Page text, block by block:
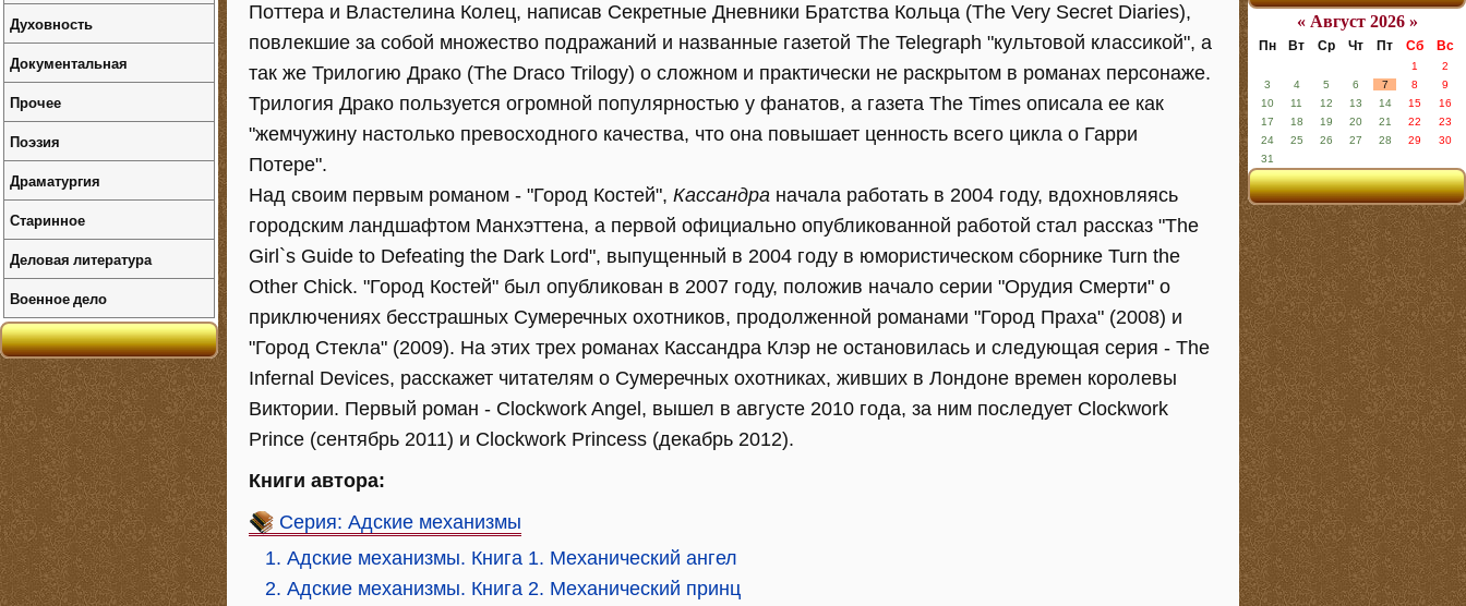
Поттера и Властелина Колец, написав Секретные Дневники Братства Кольца (The Very Secret Diaries),
повлекшие за собой множество подражаний и названные газетой The Telegraph "культовой классикой", а
так же Трилогию Драко (The Draco Trilogy) о сложном и практически не раскрытом в романах персонаже.
Трилогия Драко пользуется огромной популярностью у фанатов, а газета The Times описала ее как
"жемчужину настолько превосходного качества, что она повышает ценность всего цикла о Гарри
Потере".
Над своим первым романом - "Город Костей", Кассандра начала работать в 2004 году, вдохновляясь
городским ландшафтом Манхэттена, а первой официально опубликованной работой стал рассказ "The
Girl`s Guide to Defeating the Dark Lord", выпущенный в 2004 году в юмористическом сборнике Turn the
Other Chick. "Город Костей" был опубликован в 2007 году, положив начало серии "Орудия Смерти" о
приключениях бесстрашных Сумеречных охотников, продолженной романами "Город Праха" (2008) и
"Город Стекла" (2009). На этих трех романах Кассандра Клэр не остановилась и следующая серия - The
Infernal Devices, расскажет читателям о Сумеречных охотниках, живших в Лондоне времен королевы
Виктории. Первый роман - Clockwork Angel, вышел в августе 2010 года, за ним последует Clockwork
Prince (сентябрь 2011) и Clockwork Princess (декабрь 2012).
Книги автора:
Серия: Адские механизмы
1. Адские механизмы. Книга 1. Механический ангел
2. Адские механизмы. Книга 2. Механический принц
« Август 2026 »
Пн Вт Ср Чт Пт Сб Вс
1
2
3
4 5 6 7 8
9
10
11 12 13 14 15
16
17
18 19 20 21 22
23
24
25 26 27 28 29
30
31
Духовность
Документальная
Прочее
Поэзия
Драматургия
Старинное
Деловая литература
Военное дело